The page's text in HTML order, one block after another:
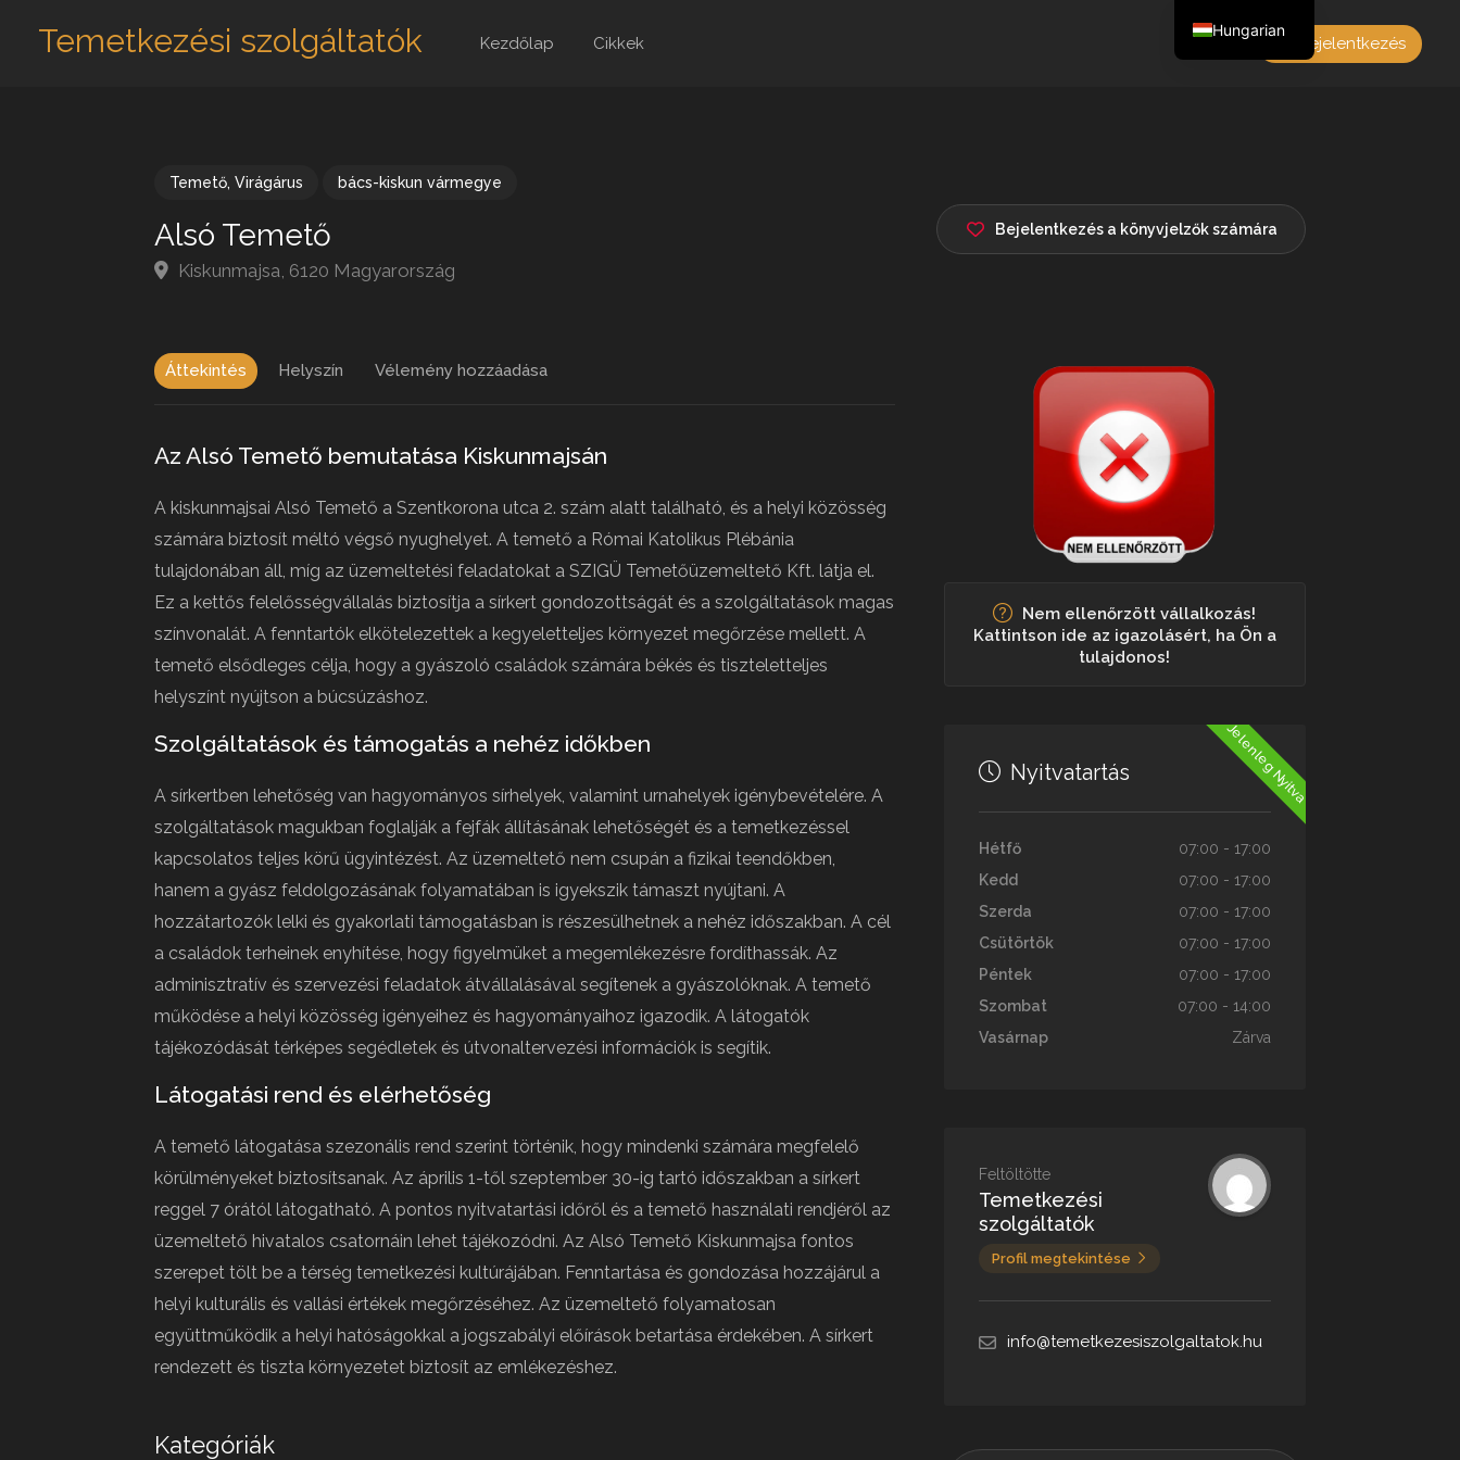
Temetkezési szolgáltatók Kezdőlap Cikkek Bejelentkezés
Temető, Virágárus bács-kiskun vármegye
Alsó Temető
Kiskunmajsa, 6120 Magyarország
Bejelentkezés a könyvjelzők számára
Áttekintés Helyszín Vélemény hozzáadása
Az Alsó Temető bemutatása Kiskunmajsán
A kiskunmajsai Alsó Temető a Szentkorona utca 2. szám alatt található, és a helyi közösség
számára biztosít méltó végső nyughelyet. A temető a Római Katolikus Plébánia
tulajdonában áll, míg az üzemeltetési feladatokat a SZIGÜ Temetőüzemeltető Kft. látja el.
Ez a kettős felelősségvállalás biztosítja a sírkert gondozottságát és a szolgáltatások magas
színvonalát. A fenntartók elkötelezettek a kegyeletteljes környezet megőrzése mellett. A
temető elsődleges célja, hogy a gyászoló családok számára békés és tiszteletteljes
helyszínt nyújtson a búcsúzáshoz.
Szolgáltatások és támogatás a nehéz időkben
A sírkertben lehetőség van hagyományos sírhelyek, valamint urnahelyek igénybevételére. A
szolgáltatások magukban foglalják a fejfák állításának lehetőségét és a temetkezéssel
kapcsolatos teljes körű ügyintézést. Az üzemeltető nem csupán a fizikai teendőkben,
hanem a gyász feldolgozásának folyamatában is igyekszik támaszt nyújtani. A
hozzátartozók lelki és gyakorlati támogatásban is részesülhetnek a nehéz időszakban. A cél
a családok terheinek enyhítése, hogy figyelmüket a megemlékezésre fordíthassák. Az
adminisztratív és szervezési feladatok átvállalásával segítenek a gyászolóknak. A temető
működése a helyi közösség igényeihez és hagyományaihoz igazodik. A látogatók
tájékozódását térképes segédletek és útvonaltervezési információk is segítik.
Látogatási rend és elérhetőség
A temető látogatása szezonális rend szerint történik, hogy mindenki számára megfelelő
körülményeket biztosítsanak. Az április 1-től szeptember 30-ig tartó időszakban a sírkert
reggel 7 órától látogatható. A pontos nyitvatartási időről és a temető használati rendjéről az
üzemeltető hivatalos csatornáin lehet tájékozódni. Az Alsó Temető Kiskunmajsa fontos
szerepet tölt be a térség temetkezési kultúrájában. Fenntartása és gondozása hozzájárul a
helyi kulturális és vallási értékek megőrzéséhez. Az üzemeltető folyamatosan
együttműködik a helyi hatóságokkal a jogszabályi előírások betartása érdekében. A sírkert
rendezett és tiszta környezetet biztosít az emlékezéshez.
Kategóriák
Nem ellenőrzött vállalkozás!
Kattintson ide az igazolásért, ha Ön a
tulajdonos!
Jelenleg Nyitva
Nyitvatartás
Hétfő
07:00 - 17:00
Kedd
07:00 - 17:00
Szerda
07:00 - 17:00
Csütörtök
07:00 - 17:00
Péntek
07:00 - 17:00
Szombat
07:00 - 14:00
Vasárnap
Zárva
Feltöltötte
Temetkezési
szolgáltatók
Profil megtekintése
info@temetkezesiszolgaltatok.hu
Hungarian
English
French